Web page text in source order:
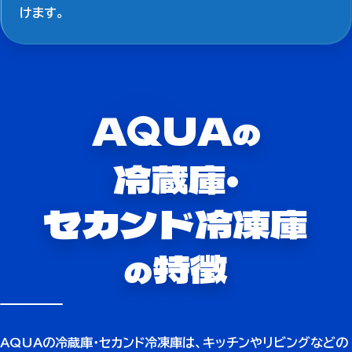
けます。
A UAの
冷蔵庫・
セカンド冷凍庫
の特徴
AQUAの冷蔵庫・セカンド冷凍庫は、キッチンやリビングなどの